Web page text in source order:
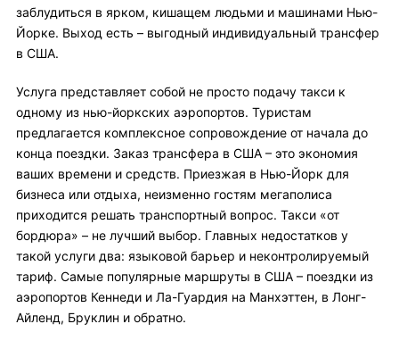
заблудиться в ярком, кишащем людьми и машинами Нью-
Йорке. Выход есть – выгодный индивидуальный трансфер
в США.
Услуга представляет собой не просто подачу такси к
одному из нью-йоркских аэропортов. Туристам
предлагается комплексное сопровождение от начала до
конца поездки. Заказ трансфера в США – это экономия
ваших времени и средств. Приезжая в Нью-Йорк для
бизнеса или отдыха, неизменно гостям мегаполиса
приходится решать транспортный вопрос. Такси «от
бордюра» – не лучший выбор. Главных недостатков у
такой услуги два: языковой барьер и неконтролируемый
тариф. Самые популярные маршруты в США – поездки из
аэропортов Кеннеди и Ла-Гуардия на Манхэттен, в Лонг-
Айленд, Бруклин и обратно.